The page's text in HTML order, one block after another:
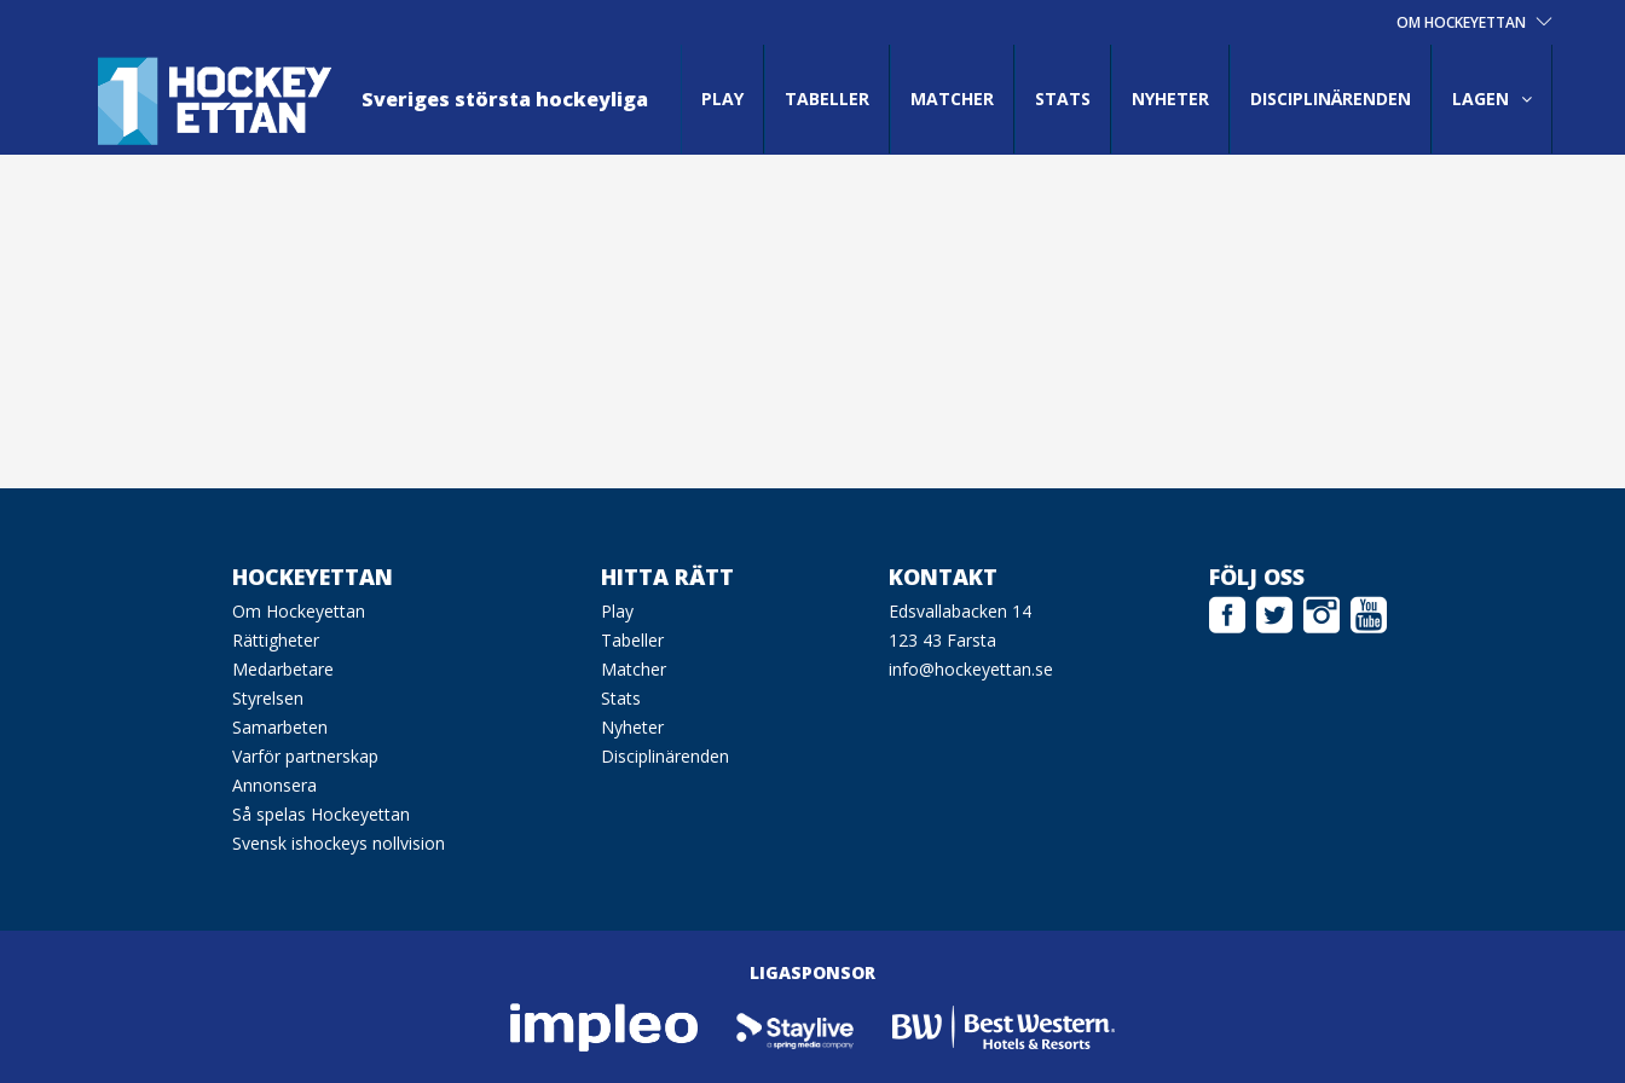
OM HOCKEYETTAN
Sveriges största hockeyliga PLAY TABELLER MATCHER STATS NYHETER DISCIPLINÄRENDEN LAGEN
HOCKEYETTAN
Om Hockeyettan
Rättigheter
Medarbetare
Styrelsen
Samarbeten
Varför partnerskap
Annonsera
Så spelas Hockeyettan
Svensk ishockeys nollvision
HITTA RÄTT
Play
Tabeller
Matcher
Stats
Nyheter
Disciplinärenden
KONTAKT
Edsvallabacken 14
123 43 Farsta
info@hockeyettan.se
FÖLJ OSS
LIGASPONSOR